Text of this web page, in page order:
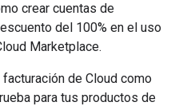
crear cuentas de
del 100% en el uso
Marketplace.
de Cloud como
para tus productos de